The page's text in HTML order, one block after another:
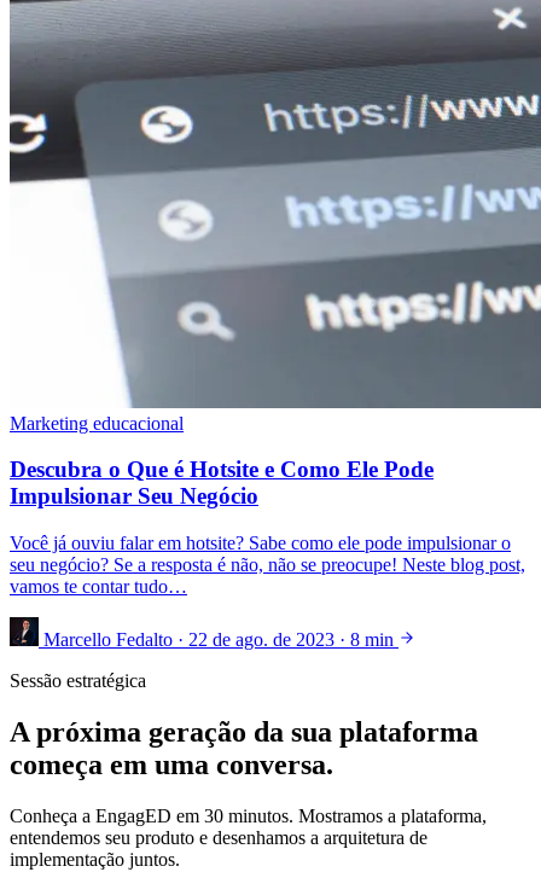
Marketing educacional
Descubra o Que é Hotsite e Como Ele Pode
Impulsionar Seu Negócio
Você já ouviu falar em hotsite? Sabe como ele pode impulsionar o
seu negócio? Se a resposta é não, não se preocupe! Neste blog post,
vamos te contar tudo…
Marcello Fedalto · 22 de ago. de 2023 · 8 min
Sessão estratégica
A próxima geração da sua plataforma
começa em uma conversa.
Conheça a EngagED em 30 minutos. Mostramos a plataforma,
entendemos seu produto e desenhamos a arquitetura de
implementação juntos.